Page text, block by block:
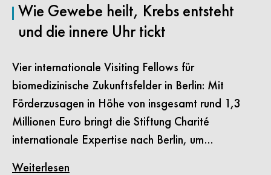
Wie Gewebe heilt, Krebs entsteht
und die innere Uhr tickt
Vier internationale Visiting Fellows für
biomedizinische Zukunftsfelder in Berlin: Mit
Förderzusagen in Höhe von insgesamt rund 1,3
Millionen Euro bringt die Stiftung Charité
internationale Expertise nach Berlin, um…
Weiterlesen